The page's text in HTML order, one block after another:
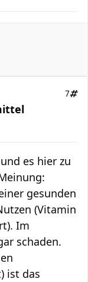
7
es hier zu
gesunden
(Vitamin
Im
schaden.
ist das